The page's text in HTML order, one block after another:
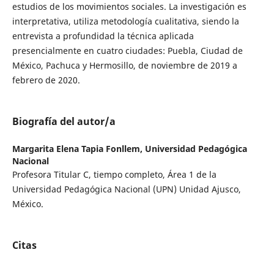
estudios de los movimientos sociales. La investigación es
interpretativa, utiliza metodología cualitativa, siendo la
entrevista a profundidad la técnica aplicada
presencialmente en cuatro ciudades: Puebla, Ciudad de
México, Pachuca y Hermosillo, de noviembre de 2019 a
febrero de 2020.
Biografía del autor/a
Margarita Elena Tapia Fonllem, Universidad Pedagógica
Nacional
Profesora Titular C, tiempo completo, Área 1 de la
Universidad Pedagógica Nacional (UPN) Unidad Ajusco,
México.
Citas